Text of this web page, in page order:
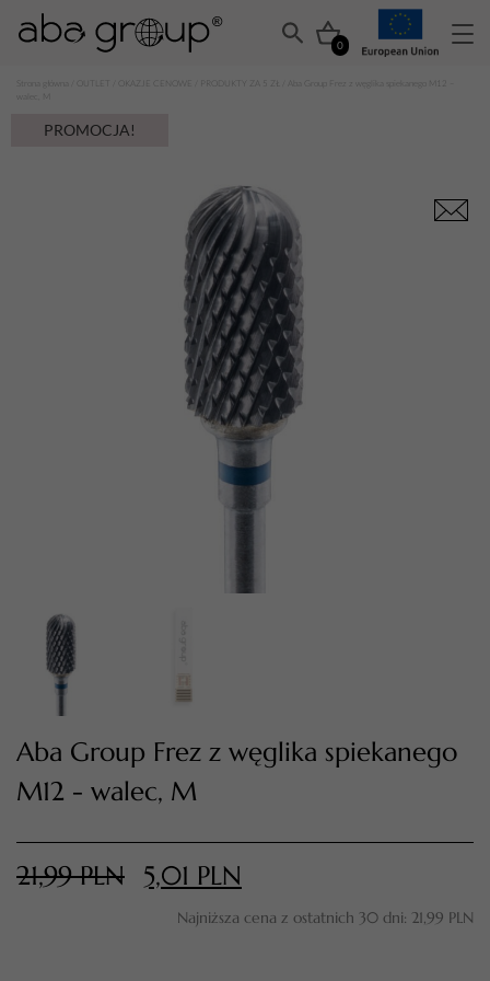
0
PRZEJDŹ DO KOSZYKA
OKAZJE CENOWE PRODUKTY ZA 5 ZŁ
/ Aba Group Frez z węglika spiekanego M12 –
walec, M
PROMOCJA!
Aba Group Frez z węglika spiekanego
M12 - walec, M
21,99PLN 5,01 PLN
Najniższa cena z ostatnich 30 dni: 21,99 PLN